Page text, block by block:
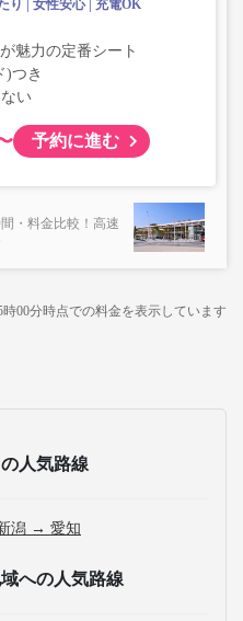
り 女性安心
充電OK
魅力の定番シート
)つき
い
予約に進む
・料金比較！高速
時00分時点での料金を表示しています
人気路線
潟 → 愛知
への人気路線